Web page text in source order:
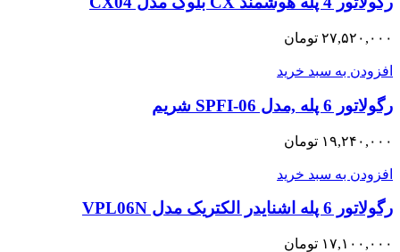
۲۷,۵۲۰,۰۰۰ تومان
افزودن به سبد خرید
رگولاتور 6 پله ,مدل SPFI-06 شریم
۱۹,۲۴۰,۰۰۰ تومان
افزودن به سبد خرید
رگولاتور 6 پله اشنایدر الکتریک مدل VPL06N
۱۷,۱۰۰,۰۰۰ تومان